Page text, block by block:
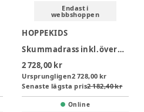
Endast i
webbshoppen
HOPPEKIDS
Skummadrass inkl.överdrag, 90x200 cm, H:9 cm, Vit
2 728,00 kr
Ursprungligen2 728,00 kr
Senaste lägsta pris2 182,40 kr
Online